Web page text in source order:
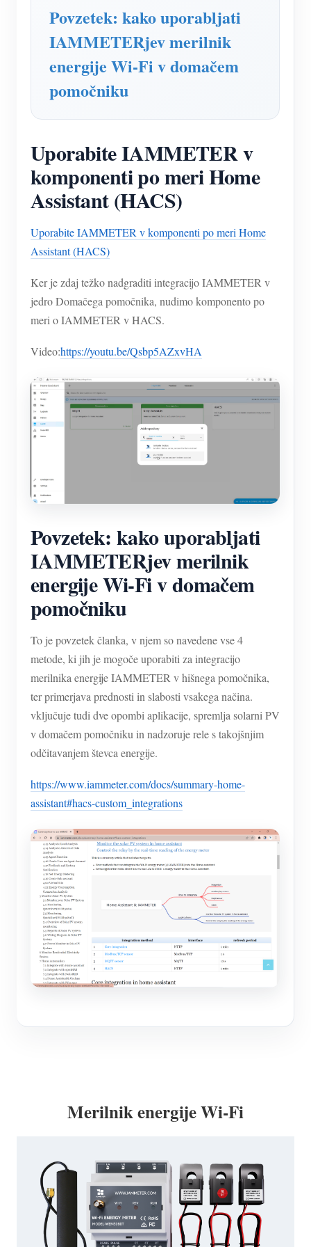
Sistem za napovedovanje in simulacijo energije
Aplikacije
Nadzorni sistem PV grelnika
Avtomatizacija doma
Trgovina
Viri
Hitri začetek izdelka
Dokument
Vadnica Video
pogosta vprašanja
Novice
Blogi
Skupnost
Razvijalec
Raziščite
Program nagrajevanja
Kontakt
O nas
Povzetek: kako uporabljati
IAMMETERjev merilnik
energije Wi-Fi v domačem
pomočniku
Uporabite IAMMETER v
komponenti po meri Home
Assistant (HACS)
Uporabite IAMMETER v komponenti po meri Home
Assistant (HACS)
Ker je zdaj težko nadgraditi integracijo IAMMETER v
jedro Domačega pomočnika, nudimo komponento po
meri o IAMMETER v HACS.
Video:https://youtu.be/Qsbp5AZxvHA
Povzetek: kako uporabljati
IAMMETERjev merilnik
energije Wi-Fi v domačem
pomočniku
To je povzetek članka, v njem so navedene vse 4
metode, ki jih je mogoče uporabiti za integracijo
merilnika energije IAMMETER v hišnega pomočnika,
ter primerjava prednosti in slabosti vsakega načina.
vključuje tudi dve opombi aplikacije, spremlja solarni PV
v domačem pomočniku in nadzoruje rele s takojšnjim
odčitavanjem števca energije.
https://www.iammeter.com/docs/summary-home-
assistant#hacs-custom_integrations
Merilnik energije Wi-Fi